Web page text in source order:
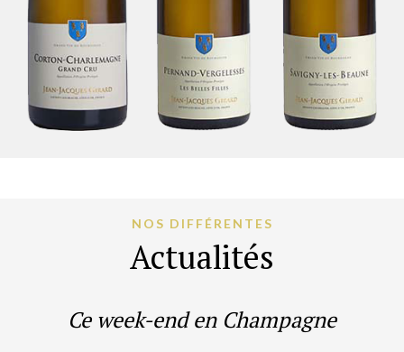
NOS DIFFÉRENTES
Actualités
Ce week-end en Champagne